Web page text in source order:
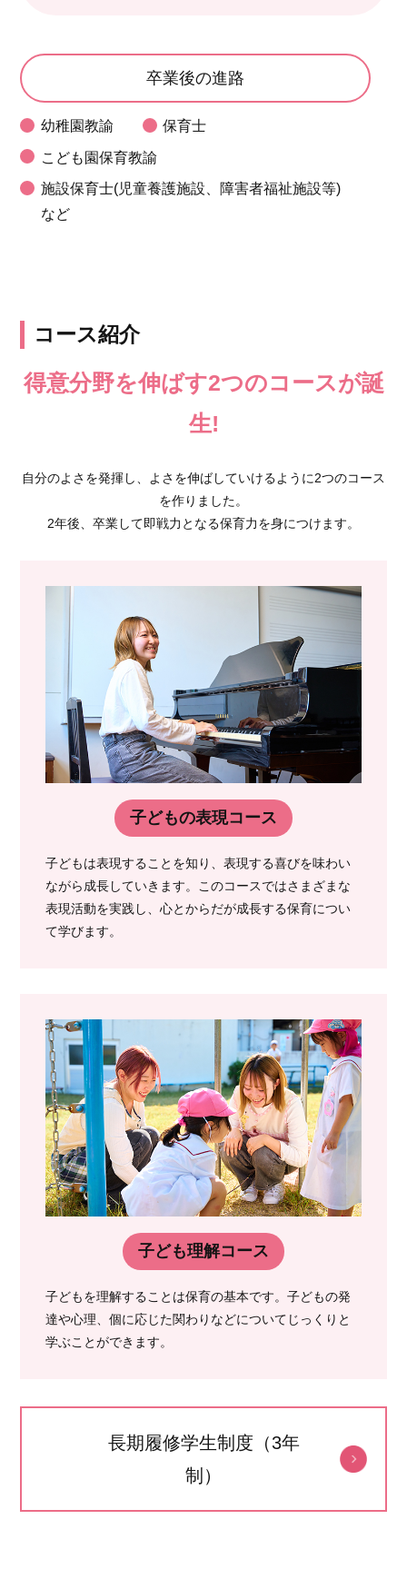
卒業後の進路
幼稚園教諭 保育士
こども園保育教諭
施設保育士(児童養護施設、障害者福祉施設等)
など
コース紹介
得意分野を伸ばす2つのコースが誕
生!
自分のよさを発揮し、よさを伸ばしていけるように2つのコース
を作りました。
2年後、卒業して即戦力となる保育力を身につけます。
子どもの表現コース
子どもは表現することを知り、表現する喜びを味わい
ながら成長していきます。このコースではさまざまな
表現活動を実践し、心とからだが成長する保育につい
て学びます。
子ども理解コース
子どもを理解することは保育の基本です。子どもの発
達や心理、個に応じた関わりなどについてじっくりと
学ぶことができます。
長期履修学生制度（3年
制）